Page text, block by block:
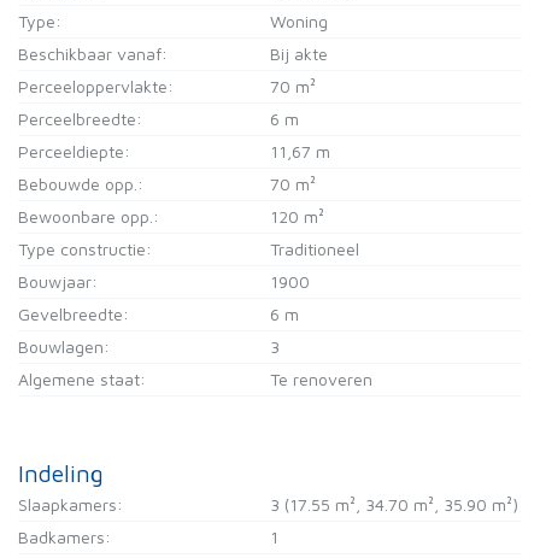
Type:
Woning
Beschikbaar vanaf:
Bij akte
Perceeloppervlakte:
70 m²
Perceelbreedte:
6 m
Perceeldiepte:
11,67 m
Bebouwde opp.:
70 m²
Bewoonbare opp.:
120 m²
Type constructie:
Traditioneel
Bouwjaar:
1900
Gevelbreedte:
6 m
Bouwlagen:
3
Algemene staat:
Te renoveren
Indeling
Slaapkamers: 3 (17.55 m², 34.70 m², 35.90 m²)
Badkamers:
1